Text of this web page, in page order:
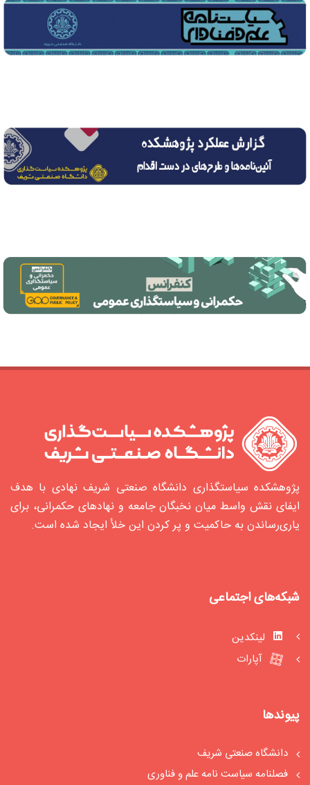
پژوهشکده سیاستگذاری دانشگاه صنعتی شریف نهادی با هدف
ایفای نقش واسط میان نخبگان جامعه و نهادهای حکمرانی، برای
یاری‌رساندن به حاکمیت و پر کردن این خلأ ایجاد شده‌ است.
شبکه‌های اجتماعی
لینکدین
آپارات
پیوندها
دانشگاه صنعتی شریف
فصلنامه سیاست‏ نامه علم و فناوری